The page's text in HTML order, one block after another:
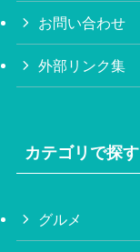
お問い合わせ
外部リンク集
カテゴリで探す
グルメ